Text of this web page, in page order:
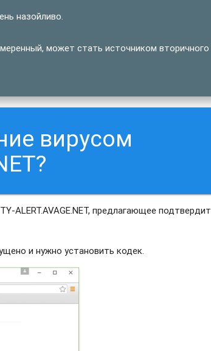
назойливо.
может стать источником вторичного
вирусом
ALERT.AVAGE.NET, предлагающее
и нужно установить кодек.